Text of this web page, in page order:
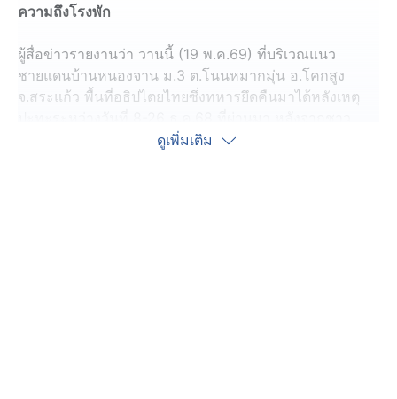
ความถึงโรงพัก
ผู้สื่อข่าวรายงานว่า วานนี้ (19 พ.ค.69) ที่บริเวณแนว
ชายแดนบ้านหนองจาน ม.3 ต.โนนหมากมุ่น อ.โคกสูง
จ.สระแก้ว พื้นที่อธิปไตยไทยซึ่งทหารยึดคืนมาได้หลังเหตุ
กัมพูชาเข้ามาอาศัยอยู่และยึดครองมานานกว่า 40 ปี กอง
ดูเพิ่มเติม